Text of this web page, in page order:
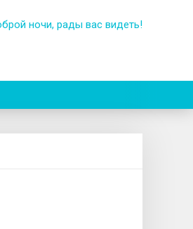
ночи, рады вас видеть!